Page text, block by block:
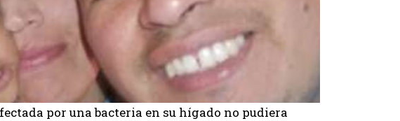
por una bacteria en su hígado no pudiera